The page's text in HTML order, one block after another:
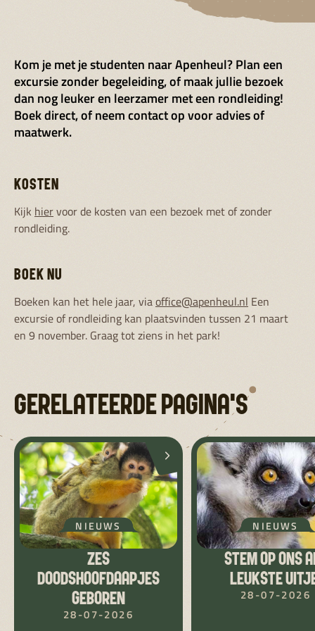
Kom je met je studenten naar Apenheul? Plan een
excursie zonder begeleiding, of maak jullie bezoek
dan nog leuker en leerzamer met een rondleiding!
Boek direct, of neem contact op voor advies of
maatwerk.
KOSTEN
Kijk hiervoor de kosten van een bezoek met of zonder
rondleiding.
BOEK NU
Boeken kan het hele jaar, viaoffice@apenheul.nl Een
excursie of rondleiding kan plaatsvinden tussen 21 maart
en 9 november. Graag tot ziens in het park!
GERELATEERDE PAGINA'S
NIEUWS
ZES
DOODSHOOFDAAPJES
GEBOREN
28-07-2026
NIEUWS
STEM OP ONS
LEUKSTE
28-07-2026